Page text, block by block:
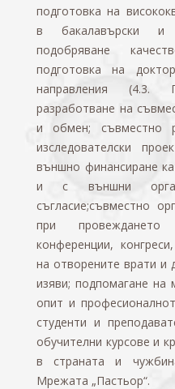
подготовка на
в бакалавърски и
подобряване
подготовка на
направления (4.3.
разработване на
и обмен; съвместно
изследователски
външно финансиране
и с външни
съгласие;съвместно
при
конференции,
на отворените врати и
изяви; подпомагане на
опит и
студенти и
обучителни курсове и
в страната и
Мрежата „Пастьор“.